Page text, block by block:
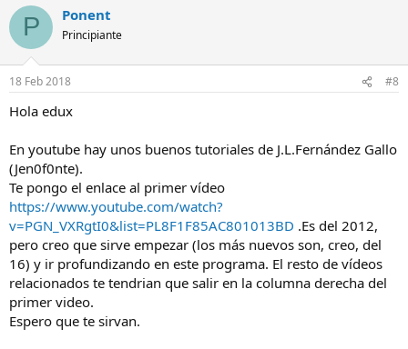
P Ponent
Principiante
18 Feb 2018 #8
Hola edux
En youtube hay unos buenos tutoriales de J.L.Fernández Gallo
(Jen0f0nte).
Te pongo el enlace al primer vídeo
https://www.youtube.com/watch?
v=PGN_VXRgtI0&list=PL8F1F85AC801013BD .Es del 2012,
pero creo que sirve empezar (los más nuevos son, creo, del
16) y ir profundizando en este programa. El resto de vídeos
relacionados te tendrian que salir en la columna derecha del
primer video.
Espero que te sirvan.